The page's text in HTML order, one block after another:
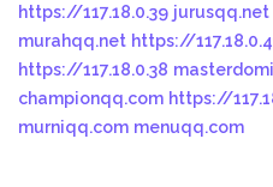
https://117.18.0.39 jurusqq.net
murahqq.net https://
https://117.18.0.38
championqq.com https://
murniqq.com menuqq.com